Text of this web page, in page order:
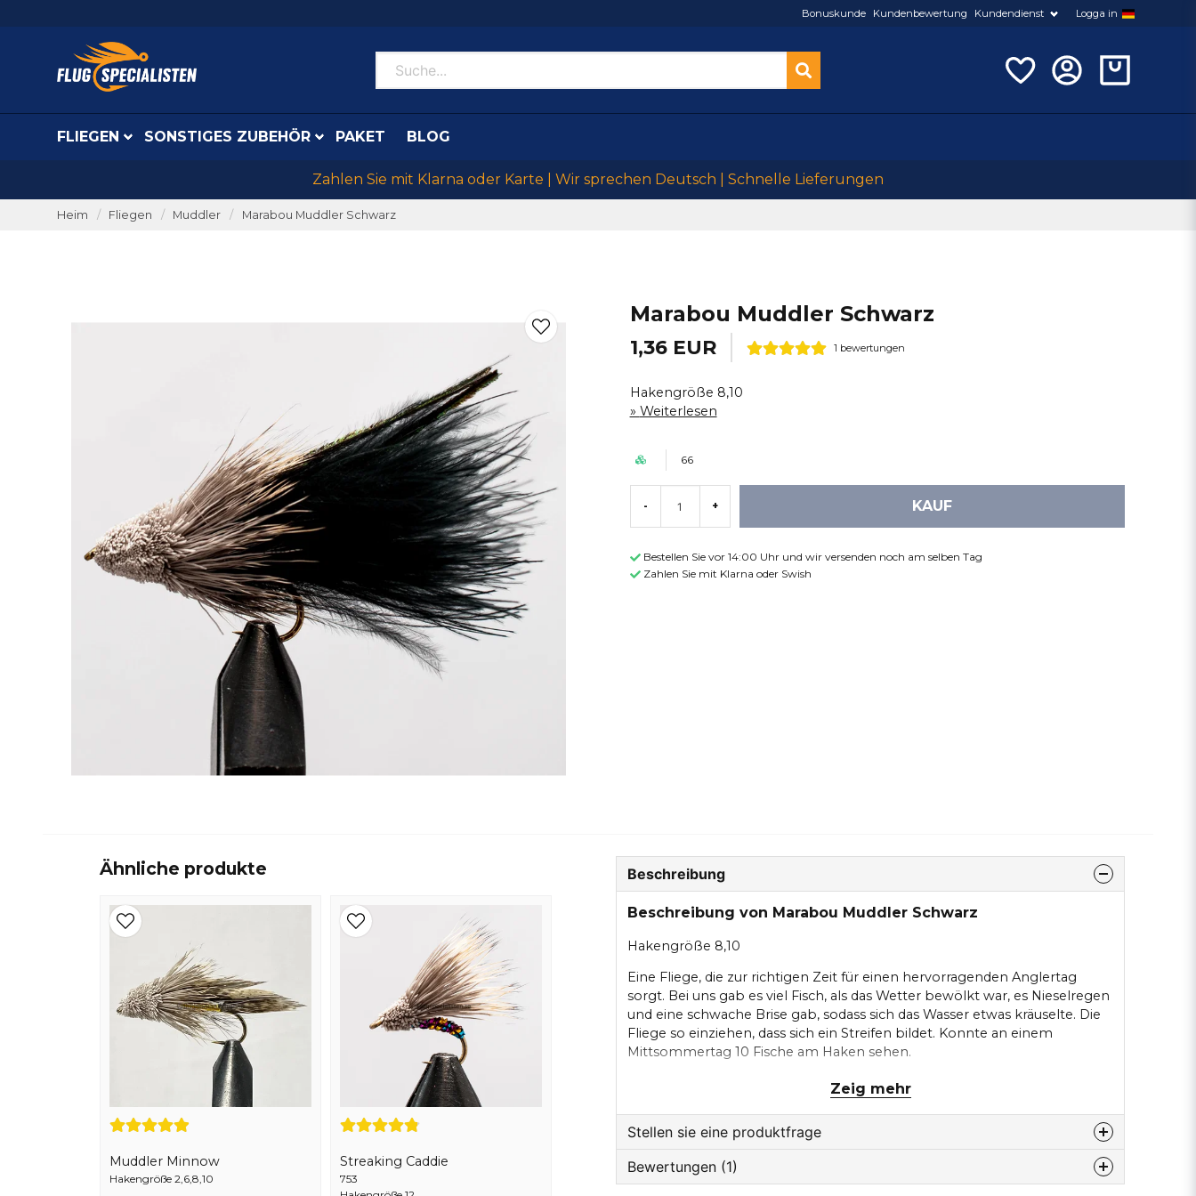
Bonuskunde Kundenbewertung Kundendienst Logga in
FLIEGEN SONSTIGES ZUBEHÖR PAKET BLOG
Zahlen Sie mit Klarna oder Karte | Wir sprechen Deutsch | Schnelle Lieferungen
Heim Fliegen Muddler Marabou Muddler Schwarz
Marabou Muddler Schwarz
1,36 EUR 1 bewertungen
Hakengröße 8,10
Weiterlesen
66
- + KAUF
Bestellen Sie vor 14:00 Uhr und wir versenden noch am selben Tag
Zahlen Sie mit Klarna oder Swish
Ähnliche produkte
Muddler Minnow
Hakengröße 2,6,8,10
Streaking Caddie
753
Beschreibung
Beschreibung von Marabou Muddler Schwarz
Hakengröße 8,10
Eine Fliege, die zur richtigen Zeit für einen hervorragenden Anglertag
sorgt. Bei uns gab es viel Fisch, als das Wetter bewölkt war, es Nieselregen
und eine schwache Brise gab, sodass sich das Wasser etwas kräuselte. Die
Fliege so einziehen, dass sich ein Streifen bildet. Konnte an einem
Mittsommertag 10 Fische am Haken sehen.
Zeig mehr
Stellen sie eine produktfrage
question
Fragen sie uns etwas zu diesem produkt...
Bewertungen (1)